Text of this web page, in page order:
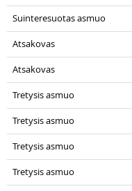
Suinteresuotas asmuo
Atsakovas
Atsakovas
Tretysis asmuo
Tretysis asmuo
Tretysis asmuo
Tretysis asmuo